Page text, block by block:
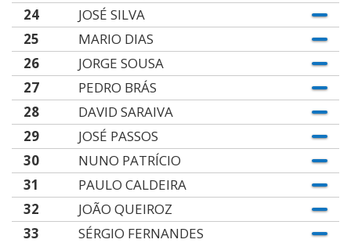
24
JOSÉ SILVA
25
MARIO DIAS
26
JORGE SOUSA
27
PEDRO BRÁS
28
DAVID SARAIVA
29
JOSÉ PASSOS
30
NUNO PATRÍCIO
31
PAULO CALDEIRA
32
JOÃO QUEIROZ
33
SÉRGIO FERNANDES